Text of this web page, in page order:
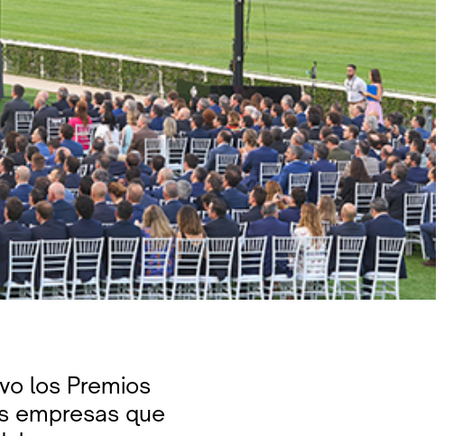
los Premios
empresas que